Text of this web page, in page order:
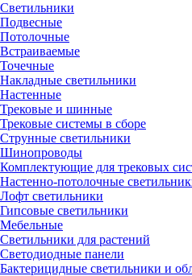
Светильники
Подвесные
Потолочные
Встраиваемые
Точечные
Накладные светильники
Настенные
Трековые и шинные
Трековые системы в сборе
Струнные светильники
Шинопроводы
Комплектующие для трековых
Настенно-потолочные
Лофт светильники
Гипсовые светильники
Мебельные
Светильники для растений
Светодиодные панели
Бактерицидные светильники и